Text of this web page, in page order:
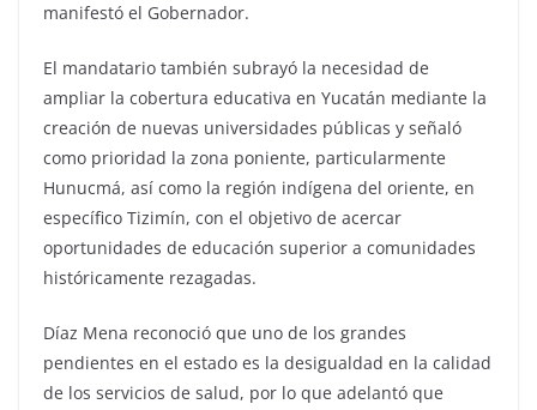
manifestó el Gobernador.
El mandatario también subrayó la necesidad de
ampliar la cobertura educativa en Yucatán mediante la
creación de nuevas universidades públicas y señaló
como prioridad la zona poniente, particularmente
Hunucmá, así como la región indígena del oriente, en
específico Tizimín, con el objetivo de acercar
oportunidades de educación superior a comunidades
históricamente rezagadas.
Díaz Mena reconoció que uno de los grandes
pendientes en el estado es la desigualdad en la calidad
de los servicios de salud, por lo que adelantó que